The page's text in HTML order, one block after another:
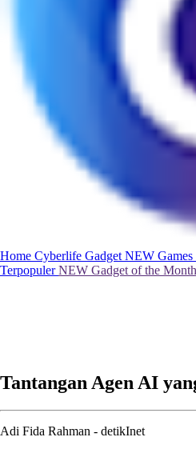
Home Cyberlife Gadget NEW
TerpopulerNEW Gadget of the Month
Tantangan Agen AI
Adi Fida Rahman - detikInet